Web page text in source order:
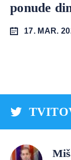
ponude
17. MAR.